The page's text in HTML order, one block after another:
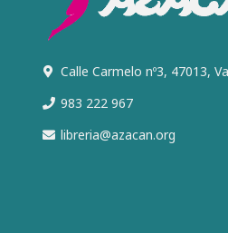
Calle Carmelo nº3, 47013,
983 222 967
libreria@azacan.org